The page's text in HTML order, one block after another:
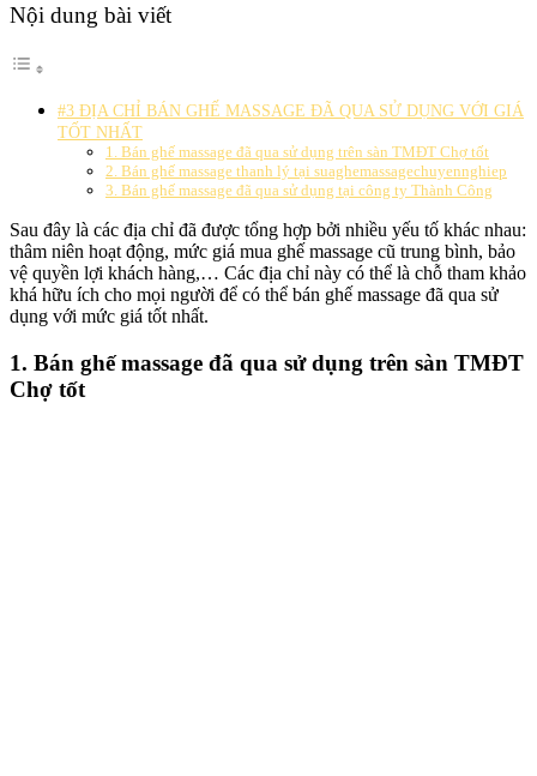
Nội dung bài viết
#3 ĐỊA CHỈ BÁN GHẾ MASSAGE ĐÃ QUA SỬ DỤNG VỚI GIÁ
TỐT NHẤT
1. Bán ghế massage đã qua sử dụng trên sàn TMĐT Chợ tốt
2. Bán ghế massage thanh lý tại suaghemassagechuyennghiep
3. Bán ghế massage đã qua sử dụng tại công ty Thành Công
Sau đây là các địa chỉ đã được tổng hợp bởi nhiều yếu tố khác nhau:
thâm niên hoạt động, mức giá mua ghế massage cũ trung bình, bảo
vệ quyền lợi khách hàng,… Các địa chỉ này có thể là chỗ tham khảo
khá hữu ích cho mọi người để có thể bán ghế massage đã qua sử
dụng với mức giá tốt nhất.
1. Bán ghế massage đã qua sử dụng trên sàn TMĐT
Chợ tốt